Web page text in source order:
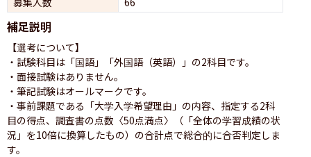
補足説明
【選考について】
・試験科目は「国語」「外国語（英語）」の2科目です。
・面接試験はありません。
・筆記試験はオールマークです。
・事前課題である「大学入学希望理由」の内容、指定する2科
目の得点、調査書の点数〈50点満点〉（「全体の学習成績の状
況」を10倍に換算したもの）の合計点で総合的に合否判定しま
す。